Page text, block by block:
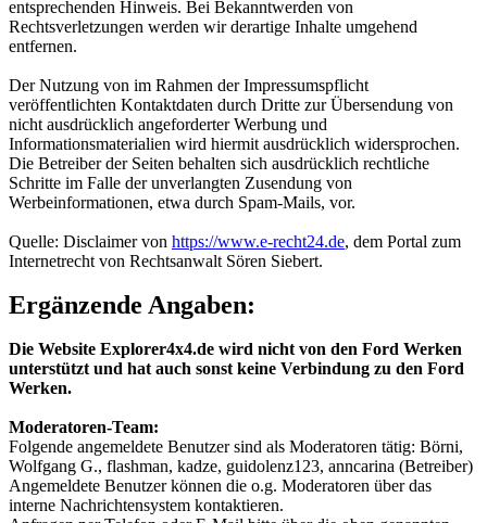
entsprechenden Hinweis. Bei Bekanntwerden von
Rechtsverletzungen werden wir derartige Inhalte umgehend
entfernen.
Der Nutzung von im Rahmen der Impressumspflicht
veröffentlichten Kontaktdaten durch Dritte zur Übersendung von
nicht ausdrücklich angeforderter Werbung und
Informationsmaterialien wird hiermit ausdrücklich widersprochen.
Die Betreiber der Seiten behalten sich ausdrücklich rechtliche
Schritte im Falle der unverlangten Zusendung von
Werbeinformationen, etwa durch Spam-Mails, vor.
Quelle: Disclaimer von https://www.e-recht24.de, dem Portal zum
Internetrecht von Rechtsanwalt Sören Siebert.
Ergänzende Angaben:
Die Website Explorer4x4.de wird nicht von den Ford Werken
unterstützt und hat auch sonst keine Verbindung zu den Ford
Werken.
Moderatoren-Team:
Folgende angemeldete Benutzer sind als Moderatoren tätig: Börni,
Wolfgang G., flashman, kadze, guidolenz123, anncarina (Betreiber)
Angemeldete Benutzer können die o.g. Moderatoren über das
interne Nachrichtensystem kontaktieren.